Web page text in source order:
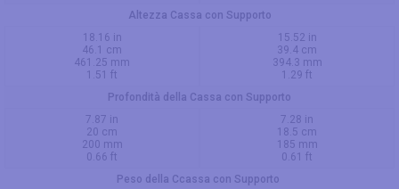
Altezza Cassa con Supporto
18.16 in
46.1 cm
461.25 mm
1.51 ft
15.52 in
39.4 cm
394.3 mm
1.29 ft
Profondità della Cassa con Supporto
7.87 in
20 cm
200 mm
0.66 ft
7.28 in
18.5 cm
185 mm
0.61 ft
Peso della Ccassa con Supporto